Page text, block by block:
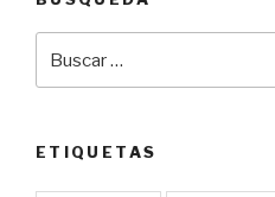
por:
ETIQUETAS